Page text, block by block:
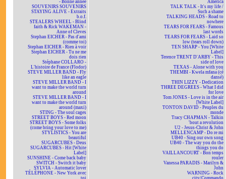
- Bonne année
SOUVENIRS SOUVENIRS
STAYING ALIVE - Extraits
b.o.f.
STEALERS WHEEL - Blind
faith & Rick WAKEMAN -
Anne of Cleves
Stephan EICHER - Pas d'ami
(comme toi)
Stephan EICHER - Rien à voir
Stephan EICHER - Tu ne me
dois rien
Stéphane COLLARO -
L'histoire de France (Flodor)
STEVE MILLER BAND - Fly
like an eagle
STEVE MILLER BAND - I
want to make the world turn
around
STEVE MILLER BAND - I
want to make the world turn
around (maxi)
STING - The soul cages
STREET BOYS - Red moon
STREET BOYS - Some folks
(come bring your love to me)
STYLISTICS - You are
beautiful
SUGARCUBES - Deus
SUGARCUBES - Hit [White
Label]
SUNSHINE - Come back baby
SWITCH - Switch it baby
SYLVIA - Automatic lover
TÉLÉPHONE - New York avec
toi
America
TALK TALK - It's my life /
Such a shame
TALKING HEADS - Road to
nowhere
TEARS FOR FEARS - Famous
last words
TEARS FOR FEARS - Laid so
low (tears roll down)
TEN SHARP - You [White
Label]
Terence TRENT D'ARBY - This
side of love
TEXAS - Alone with you
THEMBI - Kwela mfana (cé
dansé)
THIN LIZZY - Dedication
THREE DEGREES - What I did
for love
Tom JONES - Love is in the air
[White Label]
TONTON DAVID - Peuples du
monde
Tracy CHAPMAN - Talkin
'bout a revolution
U2 - Jesus-Christ & John
MELLENCAMP - Do re mi
UB40 - Sing our own song
UB40 - The way you do the
things you do
VAILLANCOURT - Bon temps
rouler
Vanessa PARADIS - Marilyn &
John
WARNING - Rock
city/Commando